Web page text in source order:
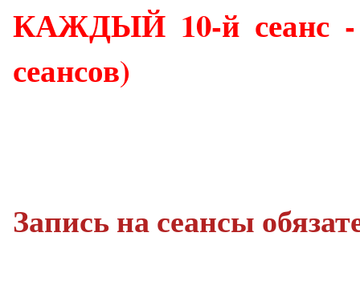
КАЖДЫЙ 10-й сеанс -
сеансов)
Запись на сеансы